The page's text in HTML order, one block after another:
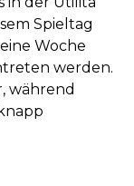
Spieltag
Woche
werden.
während